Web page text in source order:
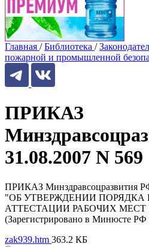
Главная / Библиотека /
пожарной и промышленной
ПРИКАЗ
31.08.2007 N 569
ПРИКАЗ Минздравсоцразвития
"ОБ УТВЕРЖДЕНИИ ПОРЯДКА
АТТЕСТАЦИИ РАБОЧИХ
(Зарегистрировано в Минюсте РФ
zak939.htm 363.2 КБ